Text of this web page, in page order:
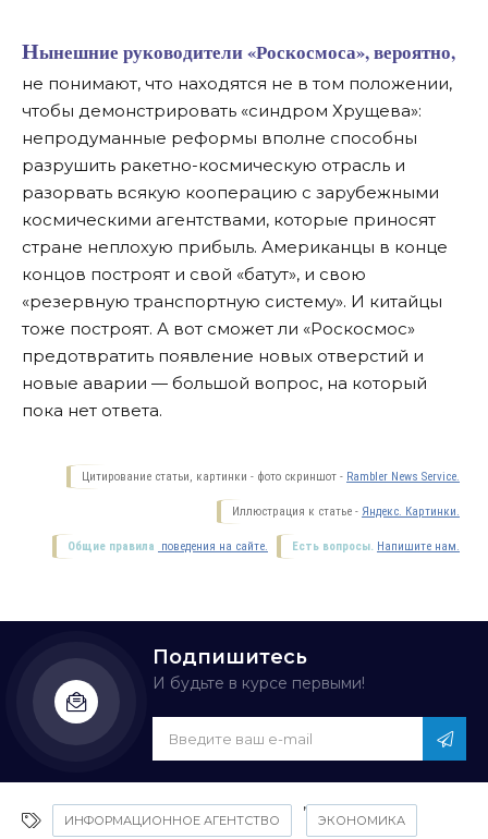
Нынешние руководители «Роскосмоса», вероятно,
не понимают, что находятся не в том положении,
чтобы демонстрировать «синдром Хрущева»:
непродуманные реформы вполне способны
разрушить ракетно-космическую отрасль и
разорвать всякую кооперацию с зарубежными
космическими агентствами, которые приносят
стране неплохую прибыль. Американцы в конце
концов построят и свой «батут», и свою
«резервную транспортную систему». И китайцы
тоже построят. А вот сможет ли «Роскосмос»
предотвратить появление новых отверстий и
новые аварии — большой вопрос, на который
пока нет ответа.
Цитирование статьи, картинки - фото скриншот - Rambler News Service.
Иллюстрация к статье - Яндекс. Картинки.
Есть вопросы. Напишите нам.
Общие правила поведения на сайте.
Подпишитесь
И будьте в курсе первыми!
ИНФОРМАЦИОННОЕ АГЕНТСТВО
,
ЭКОНОМИКА